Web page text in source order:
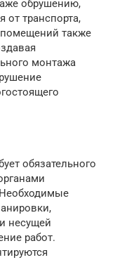
обрушению,
от транспорта,
также
монтажа
обязательного
несущей
работ.